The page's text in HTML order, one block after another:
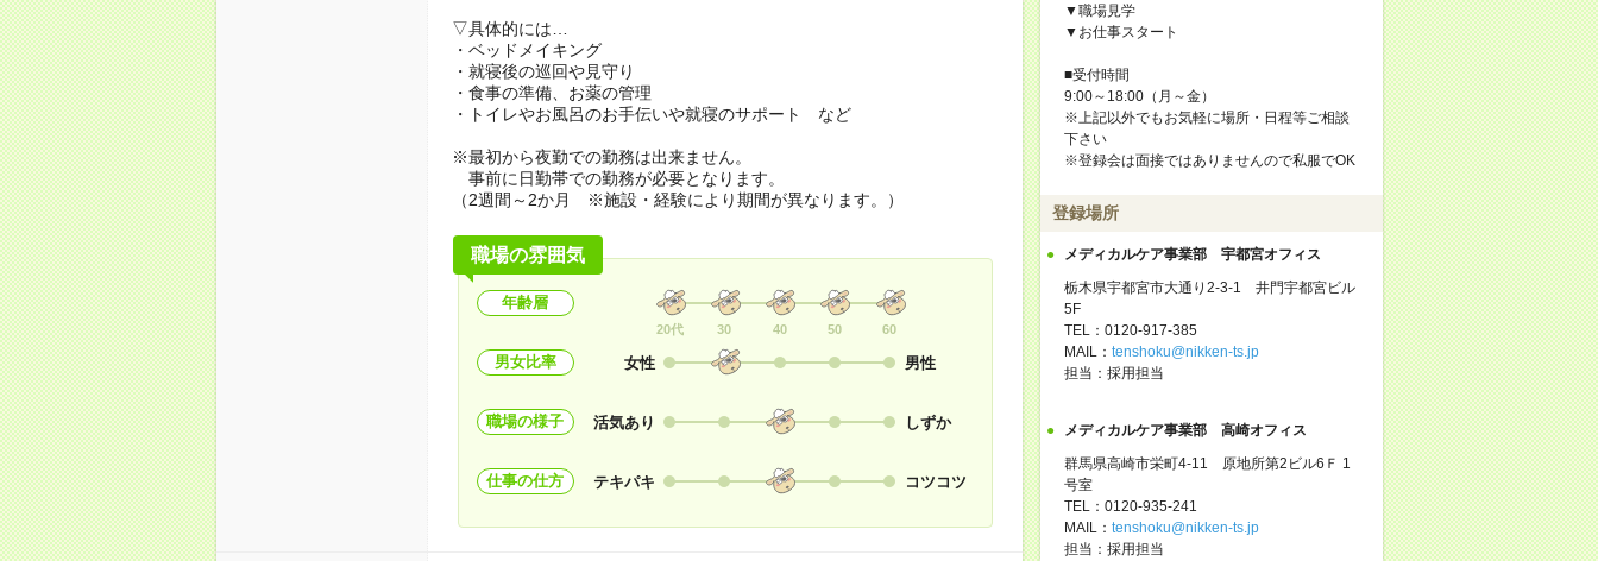
▽具体的には…
・ベッドメイキング
・就寝後の巡回や見守り
・食事の準備、お薬の管理
・トイレやお風呂のお手伝いや就寝のサポート など
※最初から夜勤での勤務は出来ません。
事前に日勤帯での勤務が必要となります。
（2週間～2か月 ※施設・経験により期間が異なります。）
職場の雰囲気
年齢層
20代 30 40 50 60
男女比率 女性 男性
職場の様子 活気あり しずか
仕事の仕方 テキパキ コツコツ
▼職場見学
▼お仕事スタート
■受付時間
9:00～18:00（月～金）
※上記以外でもお気軽に場所・日程等ご相談
下さい
※登録会は面接ではありませんので私服でOK
登録場所
メディカルケア事業部 宇都宮オフィス
栃木県宇都宮市大通り2-3-1 井門宇都宮ビル
5F
TEL：0120-917-385
MAIL： tenshoku@nikken-ts.jp
担当：採用担当
メディカルケア事業部 高崎オフィス
群馬県高崎市栄町4-11 原地所第2ビル6Ｆ 1
号室
TEL：0120-935-241
MAIL： tenshoku@nikken-ts.jp
担当：採用担当